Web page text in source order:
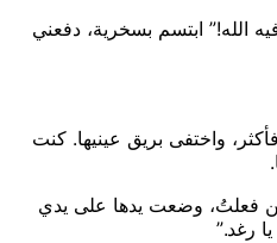
الله!” ابتسم بسخرية، دفعني
واختفى بريق عينيها. كنت
فعلتُ، وضعت يدها على يدي
رغد.”